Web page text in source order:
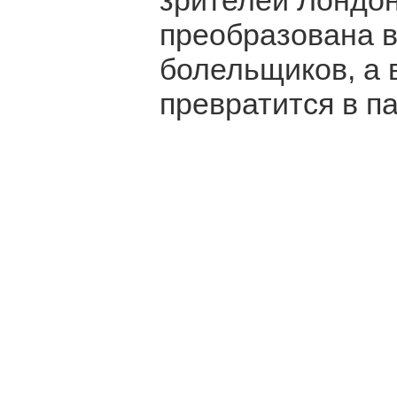
преобразована
болельщиков, а
превратится в